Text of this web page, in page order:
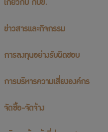
เกี่ยวกับ กบข.
ข่าวสารและกิจกรรม
การลงทุนอย่างรับผิดชอบ
การบริหารความเสี่ยงองค์กร
จัดซื้อ-จัดจ้าง